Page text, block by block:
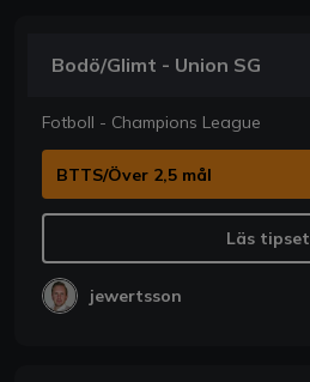
Bodö/Glimt - Union SG
Fotboll - Champions League
BTTS/Över 2,5 mål
Läs tipset
jewertsson